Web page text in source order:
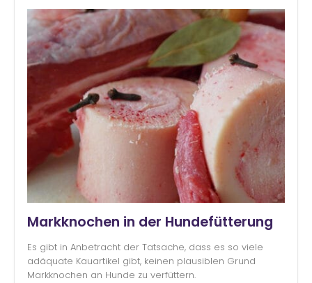
Markknochen in der Hundefütterung
Es gibt in Anbetracht der Tatsache, dass es so viele
adäquate Kauartikel gibt, keinen plausiblen Grund
Markknochen an Hunde zu verfüttern.